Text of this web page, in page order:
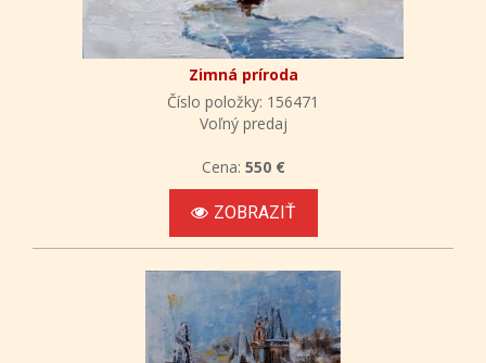
Zimná príroda
Číslo položky: 156471
Voľný predaj
Cena: 550 €
ZOBRAZIŤ